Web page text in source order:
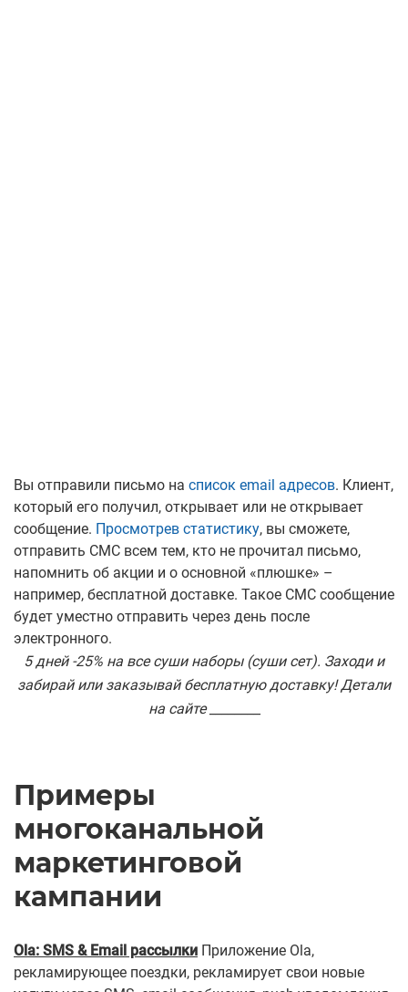
Вы отправили письмо на список email адресов. Клиент,
который его получил, открывает или не открывает
сообщение. Просмотрев статистику, вы сможете,
отправить СМС всем тем, кто не прочитал письмо,
напомнить об акции и о основной «плюшке» –
например, бесплатной доставке. Такое СМС сообщение
будет уместно отправить через день после
электронного.
5 дней -25% на все суши наборы (суши сет). Заходи и
забирай или заказывай бесплатную доставку! Детали
на сайте ________
Примеры
многоканальной
маркетинговой
кампании
Ola: SMS & Email рассылки Приложение Ola,
рекламирующее поездки, рекламирует свои новые